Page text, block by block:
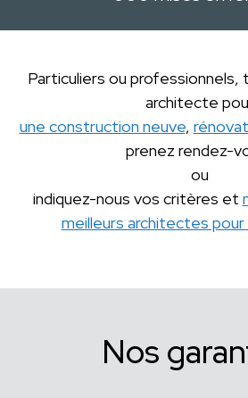
Particuliers ou professionnels,
architecte
une construction neuve,
prenez rendez-
ou
indiquez-nous vos critères et
meilleurs architectes
Nos